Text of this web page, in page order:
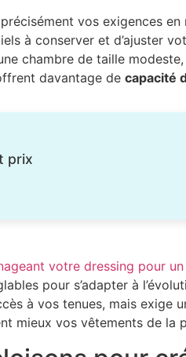
vos exigences
à conserver et d’ajuster
chambre de taille
davantage de capacité
prix
votre dressing pour
pour s’adapter à
à vos tenues, mais exige
mieux vos vêtements de la